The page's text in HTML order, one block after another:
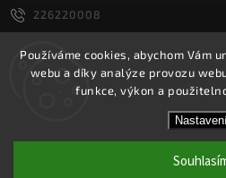
Používáme cookies, abychom Vám
webu a díky analýze provozu
funkce, výkon a
226220008
605334326, 732232010
Designoshop
designoshop
Designoshop.